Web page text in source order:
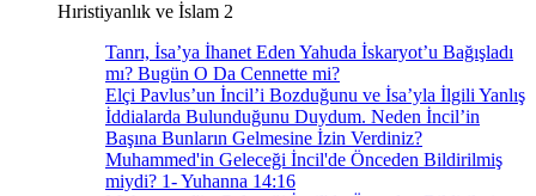
Hıristiyanlık ve İslam 2
Tanrı, İsa’ya İhanet Eden Yahuda İskaryot’u Bağışladı
mı? Bugün O Da Cennette mi?
Elçi Pavlus’un İncil’i Bozduğunu ve İsa’yla İlgili Yanlış
İddialarda Bulunduğunu Duydum. Neden İncil’in
Başına Bunların Gelmesine İzin Verdiniz?
Muhammed'in Geleceği İncil'de Önceden Bildirilmiş
miydi? 1- Yuhanna 14:16